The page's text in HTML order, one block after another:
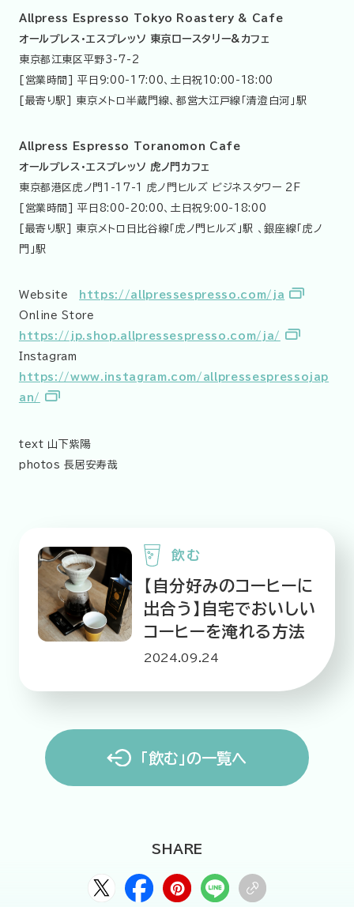
Allpress Espresso Tokyo Roastery & Cafe
オールプレス・エスプレッソ 東京ロースタリー&カフェ
東京都江東区平野3-7-2
[営業時間] 平日9:00-17:00、土日祝10:00-18:00
[最寄り駅] 東京メトロ半蔵門線、都営大江戸線「清澄白河」駅
Allpress Espresso Toranomon Cafe
オールプレス・エスプレッソ 虎ノ門カフェ
東京都港区虎ノ門1-17-1 虎ノ門ヒルズ ビジネスタワー 2F
[営業時間] 平日8:00-20:00、土日祝9:00-18:00
[最寄り駅] 東京メトロ日比谷線「虎ノ門ヒルズ」駅 、銀座線「虎ノ
門」駅
Website
https://allpressespresso.com/ja
Online Store
https://jp.shop.allpressespresso.com/ja/
Instagram
https://www.instagram.com/allpressespressojap
an/
text 山下紫陽
photos 長居安寿哉
飲む
【自分好みのコーヒーに
出合う】自宅でおいしい
コーヒーを淹れる方法
2024.09.24
「飲む」の一覧へ
SHARE